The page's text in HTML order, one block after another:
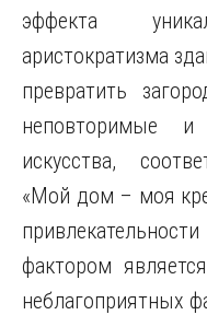
эффекта
аристократизма
превратить
неповторимые и
искусства,
«Мой дом – моя
фактором
неблагоприятных